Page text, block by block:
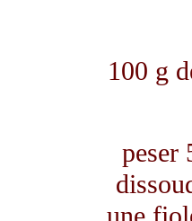
100 g
peser